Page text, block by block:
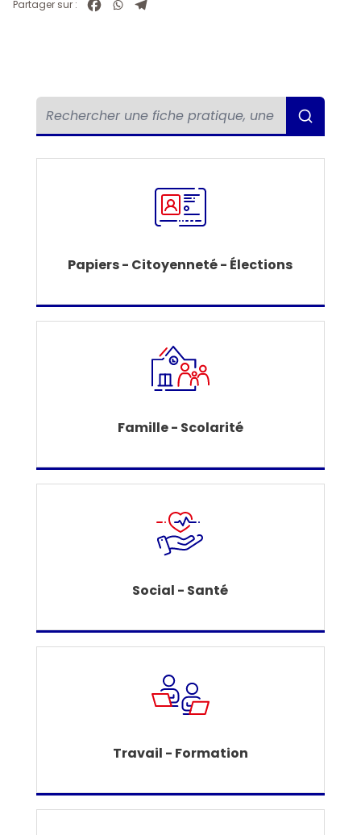
Partager sur :
Papiers - Citoyenneté - Élections
Famille - Scolarité
Social - Santé
Travail - Formation